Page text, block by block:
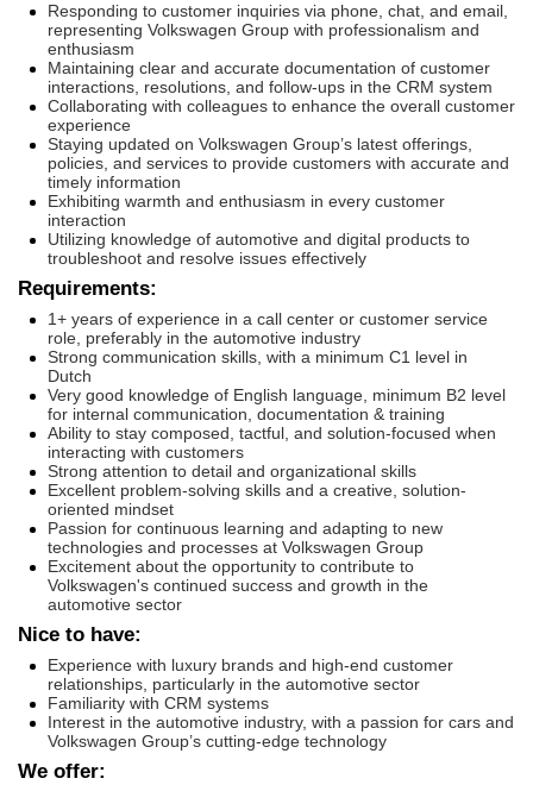
Responding to customer inquiries via phone, chat, and email,
representing Volkswagen Group with professionalism and
enthusiasm
Maintaining clear and accurate documentation of customer
interactions, resolutions, and follow-ups in the CRM system
Collaborating with colleagues to enhance the overall customer
experience
Staying updated on Volkswagen Group’s latest offerings,
policies, and services to provide customers with accurate and
timely information
Exhibiting warmth and enthusiasm in every customer
interaction
Utilizing knowledge of automotive and digital products to
troubleshoot and resolve issues effectively
Requirements:
1+ years of experience in a call center or customer service
role, preferably in the automotive industry
Strong communication skills, with a minimum C1 level in
Dutch
Very good knowledge of English language, minimum B2 level
for internal communication, documentation & training
Ability to stay composed, tactful, and solution-focused when
interacting with customers
Strong attention to detail and organizational skills
Excellent problem-solving skills and a creative, solution-
oriented mindset
Passion for continuous learning and adapting to new
technologies and processes at Volkswagen Group
Excitement about the opportunity to contribute to
Volkswagen's continued success and growth in the
automotive sector
Nice to have:
Experience with luxury brands and high-end customer
relationships, particularly in the automotive sector
Familiarity with CRM systems
Interest in the automotive industry, with a passion for cars and
Volkswagen Group’s cutting-edge technology
We offer: